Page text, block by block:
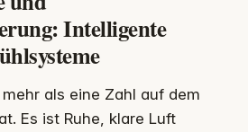
Intelligente
als eine Zahl auf dem
Es ist Ruhe, klare Luft